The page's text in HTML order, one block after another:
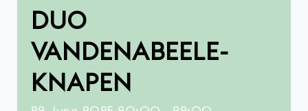
DUO
VANDENABEELE-
KNAPEN